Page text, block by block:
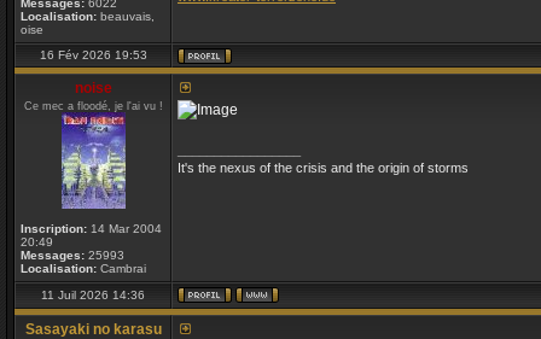
Messages: 6022
Localisation: beauvais,
oise
16 Fév 2026 19:53
noise
Ce mec a floodé, je l'ai vu !
Inscription: 14 Mar 2004
20:49
Messages: 25993
Localisation: Cambrai
It's the nexus of the crisis and the origin of storms
11 Juil 2026 14:36
Sasayaki no karasu